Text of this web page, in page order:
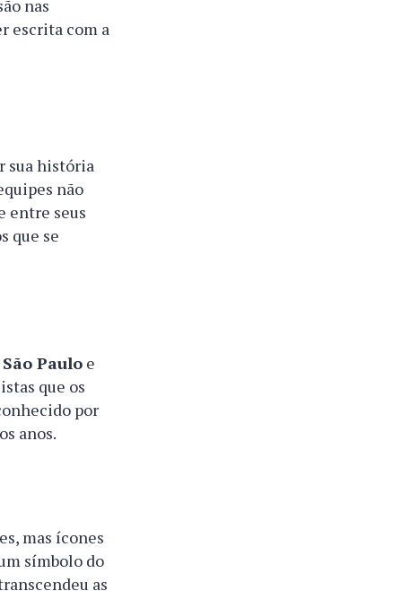
nas
escrita com a
sua história
não
entre seus
que se
São Paulo e
que os
por
anos.
mas ícones
símbolo do
as